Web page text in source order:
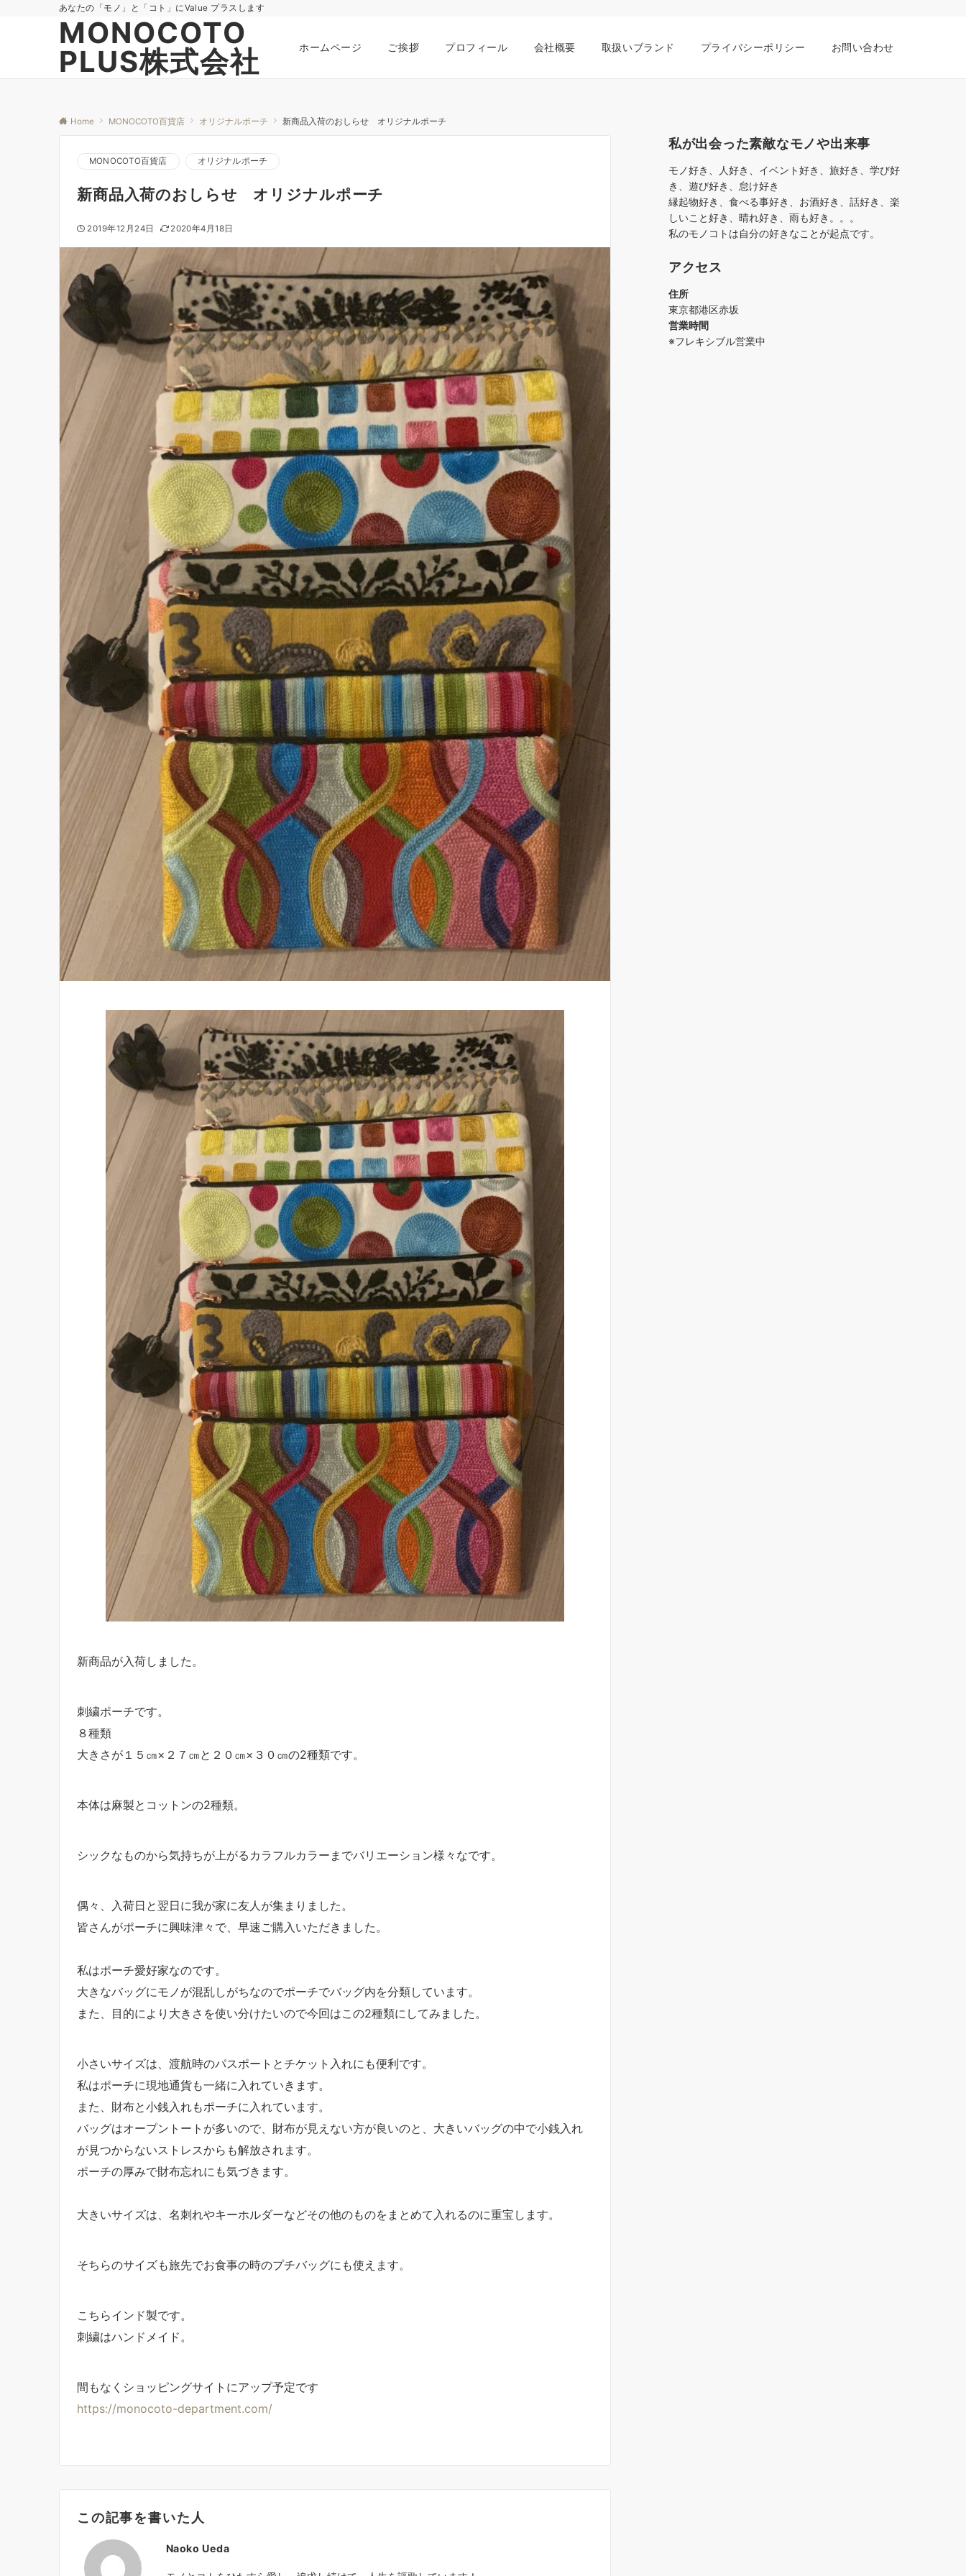
あなたの「モノ」と「コト」にValue プラスします
MONOCOTO
PLUS株式会社
ホームページ ご挨拶 プロフィール 会社概要 取扱いブランド プライバシーポリシー お問い合わせ
Home MONOCOTO百貨店 オリジナルポーチ 新商品入荷のおしらせ オリジナルポーチ
MONOCOTO百貨店 オリジナルポーチ
新商品入荷のおしらせ オリジナルポーチ
2019年12月24日 2020年4月18日
新商品が入荷しました。
刺繍ポーチです。
８種類
大きさが１５㎝×２７㎝と２０㎝×３０㎝の2種類です。
本体は麻製とコットンの2種類。
シックなものから気持ちが上がるカラフルカラーまでバリエーション様々なです。
偶々、入荷日と翌日に我が家に友人が集まりました。
皆さんがポーチに興味津々で、早速ご購入いただきました。
私はポーチ愛好家なのです。
大きなバッグにモノが混乱しがちなのでポーチでバッグ内を分類しています。
また、目的により大きさを使い分けたいので今回はこの2種類にしてみました。
小さいサイズは、渡航時のパスポートとチケット入れにも便利です。
私はポーチに現地通貨も一緒に入れていきます。
また、財布と小銭入れもポーチに入れています。
バッグはオープントートが多いので、財布が見えない方が良いのと、大きいバッグの中で小銭入れ
が見つからないストレスからも解放されます。
ポーチの厚みで財布忘れにも気づきます。
大きいサイズは、名刺れやキーホルダーなどその他のものをまとめて入れるのに重宝します。
そちらのサイズも旅先でお食事の時のプチバッグにも使えます。
こちらインド製です。
刺繍はハンドメイド。
間もなくショッピングサイトにアップ予定です
https://monocoto-department.com/
この記事を書いた人
Naoko Ueda
私が出会った素敵なモノや出来事
モノ好き、人好き、イベント好き、旅好き、学び好
き、遊び好き、怠け好き
縁起物好き、食べる事好き、お酒好き、話好き、楽
しいこと好き、晴れ好き、雨も好き。。。
私のモノコトは自分の好きなことが起点です。
アクセス
住所
東京都港区赤坂
営業時間
※フレキシブル営業中